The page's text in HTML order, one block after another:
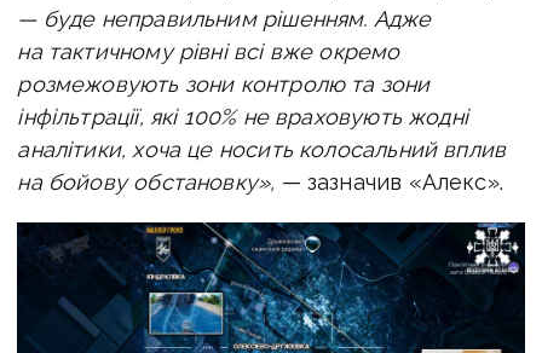
— буде неправильним рішенням. Адже
на тактичному рівні всі вже окремо
розмежовують зони контролю та зони
інфільтрації, які 100% не враховують жодні
аналітики, хоча це носить колосальний вплив
на бойову обстановку», — зазначив «Алекс».